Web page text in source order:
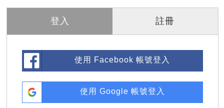
登入 註冊
使用 Facebook 帳號登入
使用 Google 帳號登入